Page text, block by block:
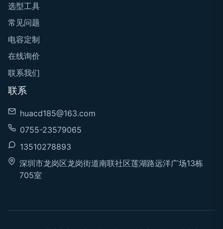
选型工具
常见问题
电容定制
在线询价
联系我们
联系
huacd185@163.com
0755-23579065
13510278893
深圳市龙岗区龙岗街道南联社区莲湖路远洋广场13栋
705室